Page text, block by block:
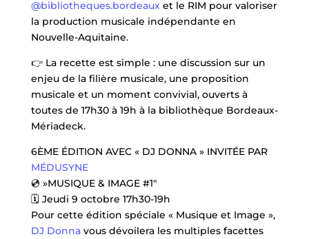
@bibliotheques.bordeaux et le RIM pour valoriser
la production musicale indépendante en
Nouvelle-Aquitaine.
👉 La recette est simple : une discussion sur un
enjeu de la filière musicale, une proposition
musicale et un moment convivial, ouverts à
toutes de 17h30 à 19h à la bibliothèque Bordeaux-
Mériadeck.
6ÈME ÉDITION AVEC « DJ DONNA » INVITÉE PAR
MÉDUSYNE
💿 »MUSIQUE & IMAGE #1″
🗓️ Jeudi 9 octobre 17h30-19h
Pour cette édition spéciale « Musique et Image »,
DJ Donnavous dévoilera les multiples facettes